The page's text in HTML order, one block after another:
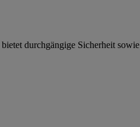
durchgängige Sicherheit